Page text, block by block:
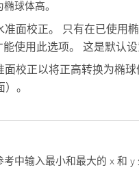
球体高。
准面校正。 只有在已使用
使用此选项。 这是默认设
面校正以将正高转换为椭
。
中输入最小和最大的 x 和 y